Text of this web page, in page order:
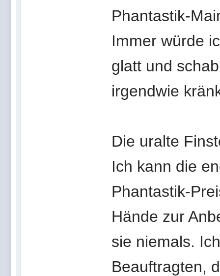
Phantastik-
Immer würde
glatt und
irgendwie
Die uralte
Ich kann die
Phantastik-
Hände zur
sie niemals.
Beauftragten,